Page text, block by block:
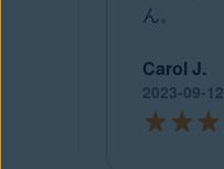
ん。
Carol J.
2023-09-12